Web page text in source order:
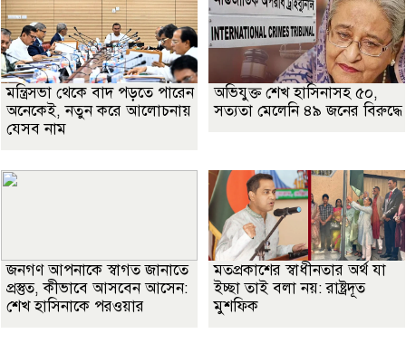
মন্ত্রিসভা থেকে বাদ পড়তে পারেন
অনেকেই, নতুন করে আলোচনায়
যেসব নাম
অভিযুক্ত শেখ হাসিনাসহ ৫০,
সত্যতা মেলেনি ৪৯ জনের বিরুদ্ধে
জনগণ আপনাকে স্বাগত জানাতে
প্রস্তুত, কীভাবে আসবেন আসেন:
শেখ হাসিনাকে পরওয়ার
মতপ্রকাশের স্বাধীনতার অর্থ যা
ইচ্ছা তাই বলা নয়: রাষ্ট্রদূত
মুশফিক